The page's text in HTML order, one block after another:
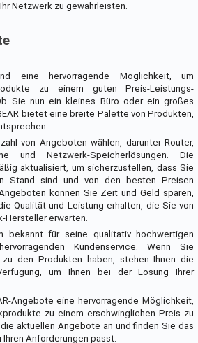
Netzwerk zu gewährleisten.
eine hervorragende Möglichkeit, um
zu einem guten Preis-Leistungs-
Sie nun ein kleines Büro oder ein großes
bietet eine breite Palette von Produkten,
von Angeboten wählen, darunter Router,
und Netzwerk-Speicherlösungen. Die
aktualisiert, um sicherzustellen, dass Sie
Stand sind und von den besten Preisen
können Sie Zeit und Geld sparen,
Qualität und Leistung erhalten, die Sie von
Hersteller erwarten.
bekannt für seine qualitativ hochwertigen
Kundenservice. Wenn Sie
zu den Produkten haben, stehen Ihnen die
um Ihnen bei der Lösung Ihrer
Angebote eine hervorragende Möglichkeit,
zu einem erschwinglichen Preis zu
aktuellen Angebote an und finden Sie das
Anforderungen passt.